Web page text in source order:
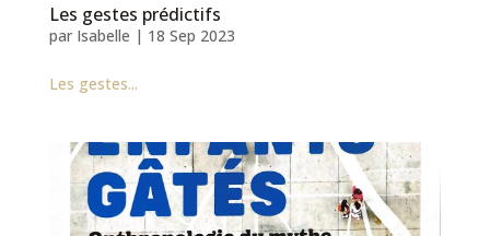
Les gestes prédictifs
par Isabelle | 18 Sep 2023
Les gestes...